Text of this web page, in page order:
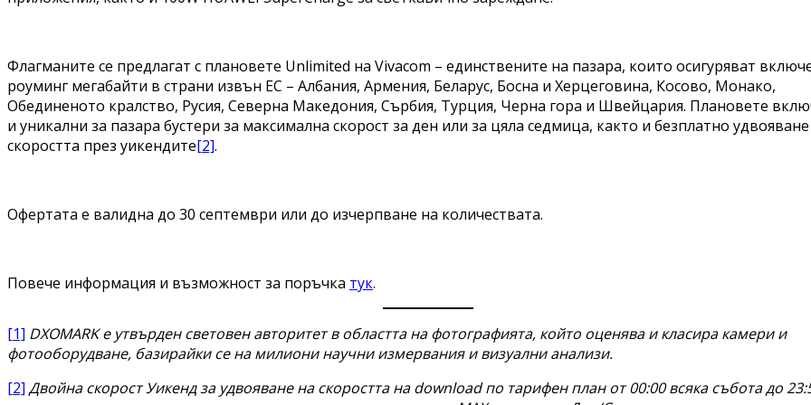
Флагманите се предлагат с плановете Unlimited на Vivacom – единствените на пазара, които осигуряват
роуминг мегабайти в страни извън ЕС – Албания, Армения, Беларус, Босна и Херцеговина, Косово, Монако,
Обединеното кралство, Русия, Северна Македония, Сърбия, Турция, Черна гора и Швейцария. Плановете
и уникални за пазара бустери за максимална скорост за ден или за цяла седмица, както и безплатно
скоростта през уикендите[2].
Офертата е валидна до 30 септември или до изчерпване на количествата.
Повече информация и възможност за поръчка тук.
[1] DXOMARK е утвърден световен авторитет в областта на фотографията, който оценява и класира камери и
фотооборудване, базирайки се на милиони научни измервания и визуални анализи.
[2] Двойна скорост Уикенд за удвояване на скоростта на download по тарифен план от 00:00 всяка събота до